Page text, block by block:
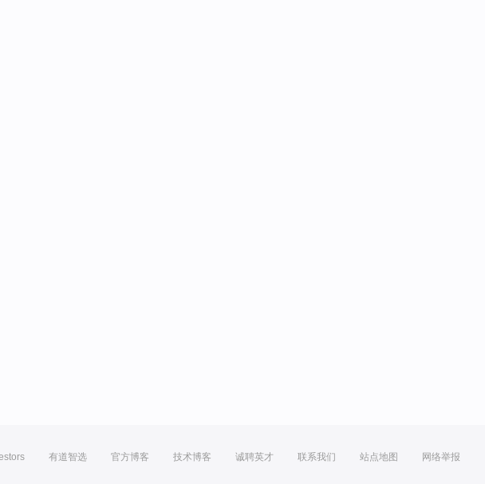
有道智选 官方博客 技术博客 诚聘英才 联系我们 站点地图 网络举报